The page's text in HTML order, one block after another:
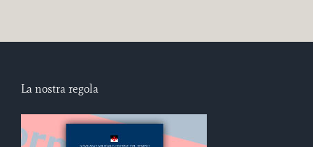
La nostra regola